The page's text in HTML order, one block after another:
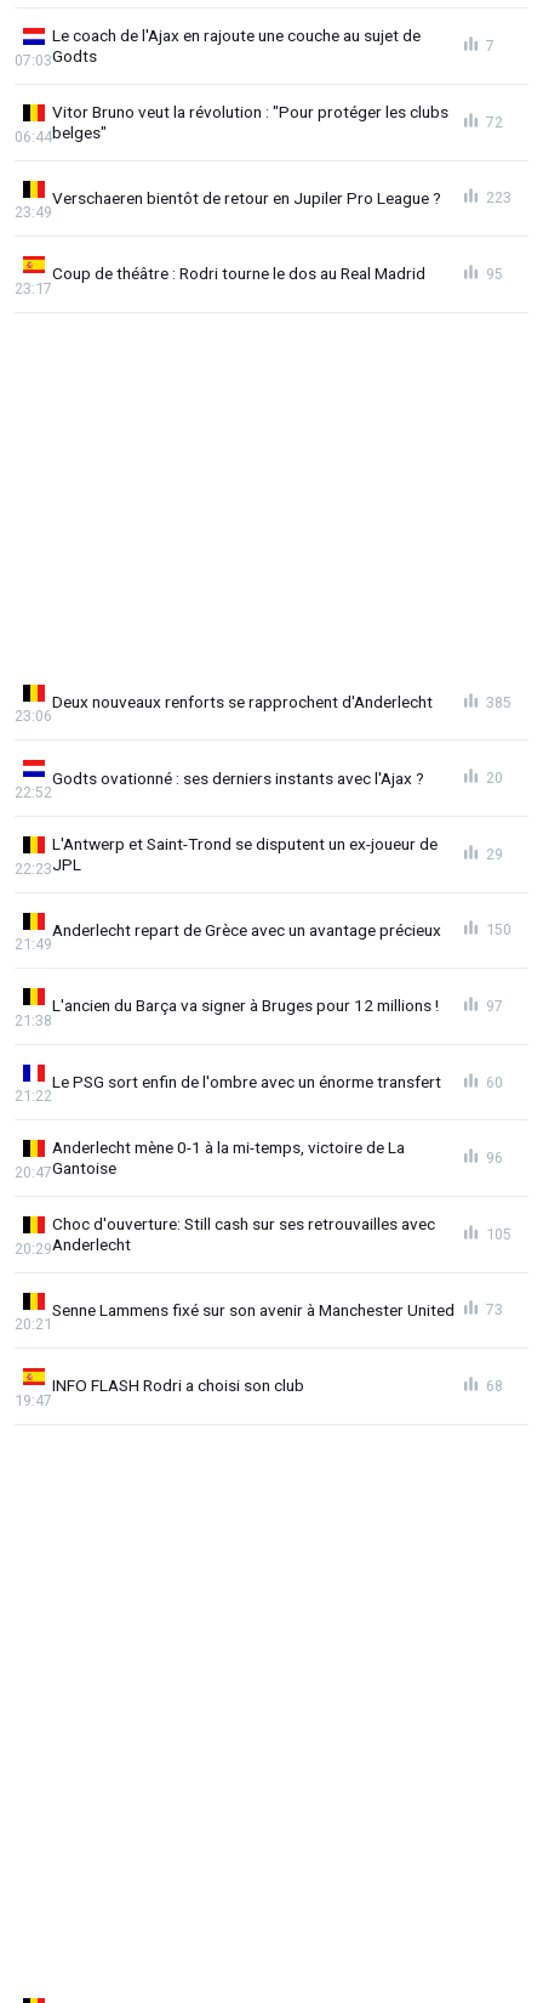
Le coach de l'Ajax en rajoute une couche au sujet de
Godts
07:03
7
Vitor Bruno veut la révolution : "Pour protéger les clubs
belges"
06:44
72
Verschaeren bientôt de retour en Jupiler Pro League ?
23:49
223
Coup de théâtre : Rodri tourne le dos au Real Madrid
23:17
95
Deux nouveaux renforts se rapprochent d'Anderlecht
23:06
385
Godts ovationné : ses derniers instants avec l'Ajax ?
22:52
20
L'Antwerp et Saint-Trond se disputent un ex-joueur de
JPL
22:23
29
Anderlecht repart de Grèce avec un avantage précieux
21:49
150
L'ancien du Barça va signer à Bruges pour 12 millions !
21:38
97
Le PSG sort enfin de l'ombre avec un énorme transfert
21:22
60
Anderlecht mène 0-1 à la mi-temps, victoire de La
Gantoise
20:47
96
Choc d'ouverture: Still cash sur ses retrouvailles avec
Anderlecht
20:29
105
Senne Lammens fixé sur son avenir à Manchester United
20:21
73
INFO FLASH Rodri a choisi son club
19:47
68